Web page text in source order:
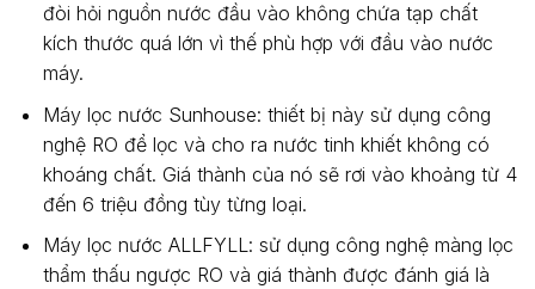
đòi hỏi nguồn nước đầu vào không chứa tạp chất
kích thước quá lớn vì thế phù hợp với đầu vào nước
máy.
Máy lọc nước Sunhouse: thiết bị này sử dụng công
nghệ RO để lọc và cho ra nước tinh khiết không có
khoáng chất. Giá thành của nó sẽ rơi vào khoảng từ 4
đến 6 triệu đồng tùy từng loại.
Máy lọc nước ALLFYLL: sử dụng công nghệ màng lọc
thẩm thấu ngược RO và giá thành được đánh giá là